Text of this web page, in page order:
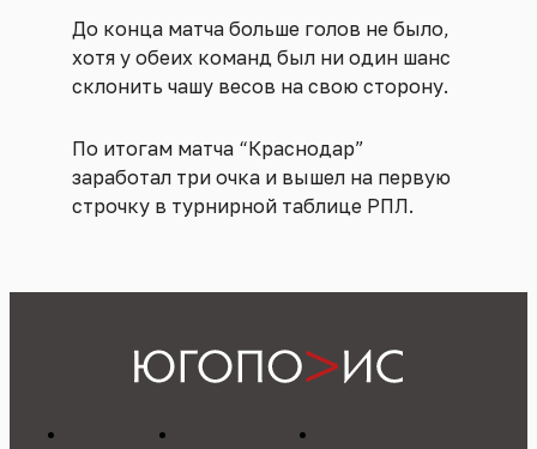
До конца матча больше голов не было,
хотя у обеих команд был ни один шанс
склонить чашу весов на свою сторону.
По итогам матча “Краснодар”
заработал три очка и вышел на первую
строчку в турнирной таблице РПЛ.